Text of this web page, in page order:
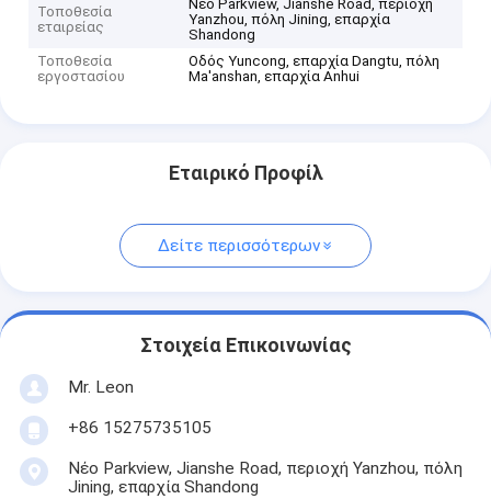
Τοποθεσία
εταιρείας
Νέο Parkview, Jianshe Road, περιοχή
Yanzhou, πόλη Jining, επαρχία
Shandong
Τοποθεσία
εργοστασίου
Οδός Yuncong, επαρχία Dangtu, πόλη
Ma'anshan, επαρχία Anhui
Εταιρικό Προφίλ
Δείτε περισσότερων
Στοιχεία Επικοινωνίας
Mr. Leon
+86 15275735105
Νέο Parkview, Jianshe Road, περιοχή Yanzhou, πόλη
Jining, επαρχία Shandong